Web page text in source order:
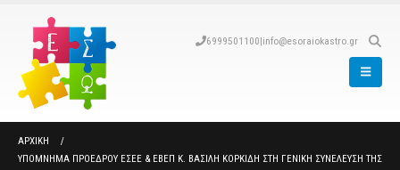
6999501100|info@esoraiokastro.gr
ΑΡΧΙΚΉ
ΥΠΌΜΝΗΜΑ ΠΡΟΈΔΡΟΥ ΕΣΕΕ & ΕΒΕΠ Κ. ΒΑΣΊΛΗ ΚΟΡΚΊΔΗ ΣΤΗ ΓΕΝΙΚΉ ΣΥΝΈΛΕΥΣΗ ΤΗΣ